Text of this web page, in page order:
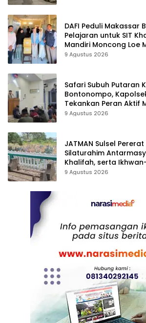
DAFI Peduli Makassar
Pelajaran untuk SIT
Mandiri Moncong Loe
9 Agustus 2026
Safari Subuh Putaran
Bontonompo,
Tekankan Peran Aktif
Kamtibmas
9 Agustus 2026
JATMAN Sulsel
Silaturahim
Khalifah, serta
9 Agustus 2026